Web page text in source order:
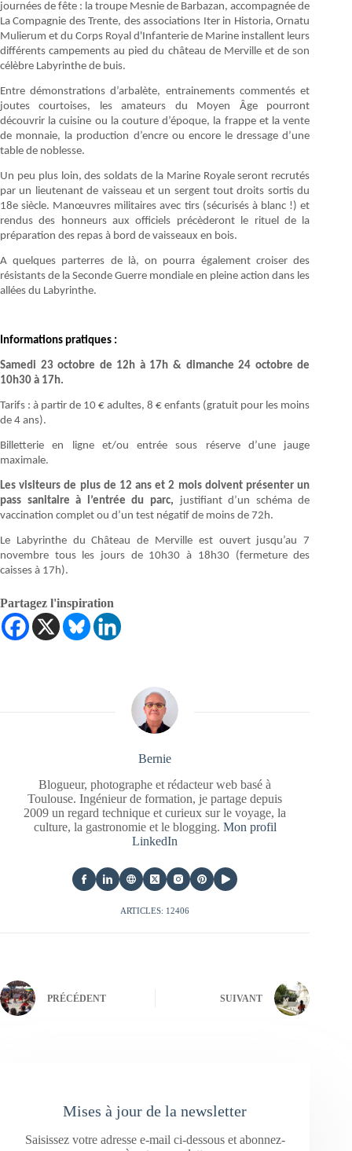
journées de fête : la troupe Mesnie de Barbazan, accompagnée de
La Compagnie des Trente, des associations Iter in Historia, Ornatu
Mulierum et du Corps Royal d'Infanterie de Marine installent leurs
différents campements au pied du château de Merville et de son
célèbre Labyrinthe de buis.
Entre démonstrations d’arbalète, entrainements commentés et
joutes courtoises, les amateurs du Moyen Âge pourront
découvrir la cuisine ou la couture d’époque, la frappe et la vente
de monnaie, la production d’encre ou encore le dressage d’une
table de noblesse.
Un peu plus loin, des soldats de la Marine Royale seront recrutés
par un lieutenant de vaisseau et un sergent tout droits sortis du
18e siècle. Manœuvres militaires avec tirs (sécurisés à blanc !) et
rendus des honneurs aux officiels précèderont le rituel de la
préparation des repas à bord de vaisseaux en bois.
A quelques parterres de là, on pourra également croiser des
résistants de la Seconde Guerre mondiale en pleine action dans les
allées du Labyrinthe.
Informations pratiques :
Samedi 23 octobre de 12h à 17h & dimanche 24 octobre de
10h30 à 17h.
Tarifs : à partir de 10 € adultes, 8 € enfants (gratuit pour les moins
de 4 ans).
Billetterie en ligne et/ou entrée sous réserve d’une jauge
maximale.
Les visiteurs de plus de 12 ans et 2 mois doivent présenter un
pass sanitaire à l’entrée du parc, justifiant d’un schéma de
vaccination complet ou d’un test négatif de moins de 72h.
Le Labyrinthe du Château de Merville est ouvert jusqu’au 7
novembre tous les jours de 10h30 à 18h30 (fermeture des
caisses à 17h).
Partagez l'inspiration
Bernie
Blogueur, photographe et rédacteur web basé à
Toulouse. Ingénieur de formation, je partage depuis
2009 un regard technique et curieux sur le voyage, la
culture, la gastronomie et le blogging. Mon profil
LinkedIn
ARTICLES: 12406
PRÉCÉDENT SUIVANT
Mises à jour de la newsletter
Saisissez votre adresse e-mail ci-dessous et abonnez-